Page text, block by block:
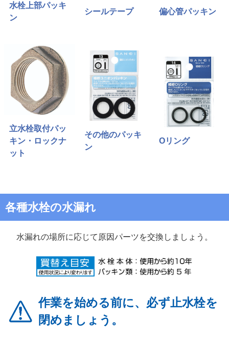
水栓上部パッキ
ン
シールテープ 偏心管パッキン
立水栓取付パッ
キン・ロックナ
ット
その他のパッキ
ン
Oリング
各種水栓の水漏れ
水漏れの場所に応じて原因パーツを交換しましょう。
作業を始める前に、必ず止水栓を
閉めましょう。